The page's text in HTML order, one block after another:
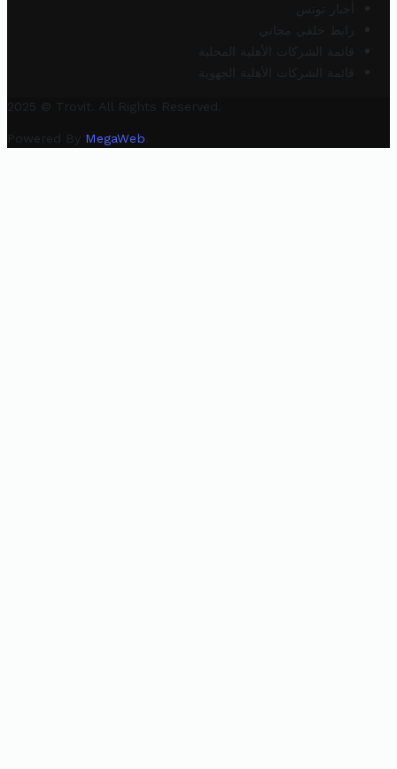
أخبار تونس
رابط خلفي مجاني
قائمة الشركات الأهلية المحلية
قائمة الشركات الأهلية الجهوية
2025 © Trovit. All Rights Reserved.
Powered By MegaWeb